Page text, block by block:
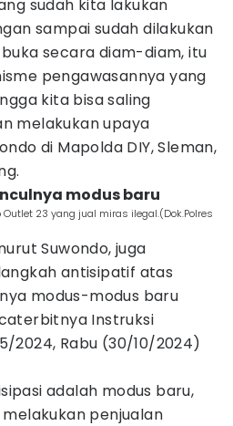
sudah kita lakukan
sampai sudah dilakukan
secara diam-diam, itu
pengawasannya yang
kita bisa saling
melakukan upaya
di Mapolda DIY, Sleman,
modus baru
23 yang jual miras ilegal.(Dok.Polres
Suwondo, juga
antisipatif atas
modus-modus baru
Instruksi
2024, Rabu (30/10/2024)
adalah modus baru,
penjualan